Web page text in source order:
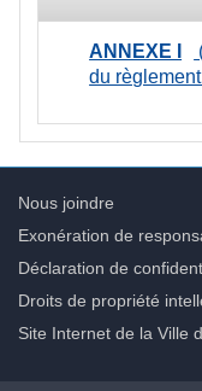
ANNEXE I
du
Nous joindre
Exonération de
Déclaration de
Droits de propriété
Site Internet de la Ville